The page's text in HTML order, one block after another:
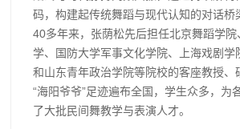
码，构建起传统舞蹈与现代认知的对话桥
40多年来，张荫松先后担任北京舞蹈学
学、国防大学军事文化学院、上海戏剧学
和山东青年政治学院等院校的客座教授、
“海阳爷爷”足迹遍布全国，学生众多，为
了大批民间舞教学与表演人才。